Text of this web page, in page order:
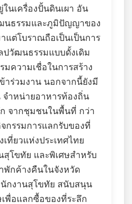
นเครื่องปั้นดินเผา อัน
นธรรมและภูมิปัญญาของ
แต่โบราณถือเป็นเป็นการ
วัฒนธรรมแบบดั้งเดิม
มความเชื่อในการสร้าง
าร่วมงาน นอกจากนี้ยังมี
จำหน่ายอาหารท้องถิ่น
จากชุมชนในพื้นที่ กว่า
กรรมการแลกรับของที่
ที่ยวแห่งประเทศไทย
โขทัย และพิเศษสำหรับ
พักค้างคืนในจังหวัด
กงานสุโขทัย สนับสนุน
พื่อแลกซื้อของที่ระลึก